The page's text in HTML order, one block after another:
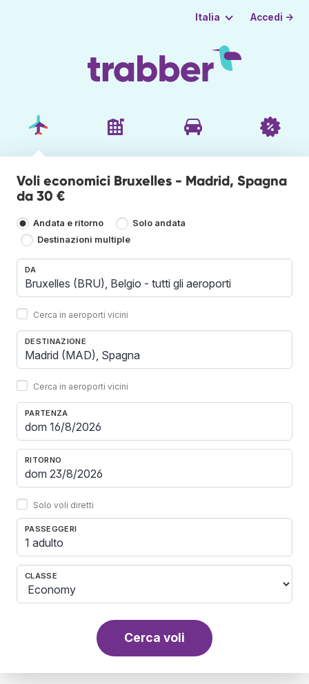
Italia Accedi →
Voli economici Bruxelles - Madrid, Spagna
da 30 €
Andata e ritorno
Solo andata
Destinazioni multiple
DA
Cerca in aeroporti vicini
DESTINAZIONE
Cerca in aeroporti vicini
PARTENZA
RITORNO
Solo voli diretti
PASSEGGERI
1 adulto
CLASSE
Cerca voli